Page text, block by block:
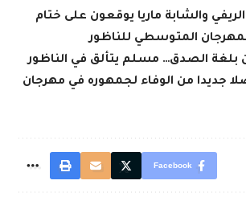
والشابة ماريا يوقعون على ختام
بلغة الصدق… مسلم يتألق في الناظور
جديدا من الوفاء لجمهوره في مهرجان
Facebook